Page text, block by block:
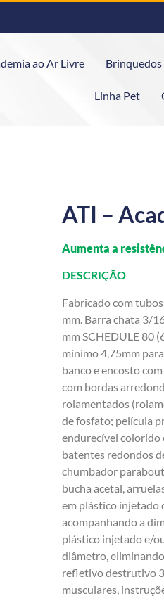
ao Ar Livre Brinquedos
Linha Pet
ATI –
Aumenta a
DESCRIÇÃO
Fabricado com tubos
mm. Barra chata 3/
mm SCHEDULE 80
mínimo 4,75mm
banco e encosto
com bordas
rolamentados
de fosfato; película
endurecível colorido
batentes redondos
chumbador parabout
bucha acetal,
em plástico injetado
acompanhando a
plástico injetado e/
diâmetro,
refletivo destrutivo
musculares,